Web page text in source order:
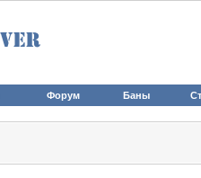
Форум Баны